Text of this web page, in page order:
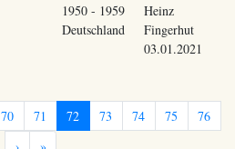
1950 - 1959
Deutschland
Heinz
Fingerhut
03.01.2021
70 71 72 73 74 75
76
›
»